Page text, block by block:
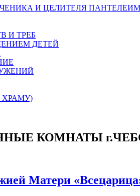
И ЦЕЛИТЕЛЯ
И ТРЕБ
ДЕТЕЙ
КОМНАТЫ
Матери